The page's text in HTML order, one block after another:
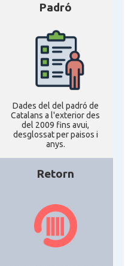
Padró
Dades del del padró de
Catalans a l'exterior des
del 2009 fins avui,
desglossat per paisos i
anys.
Retorn